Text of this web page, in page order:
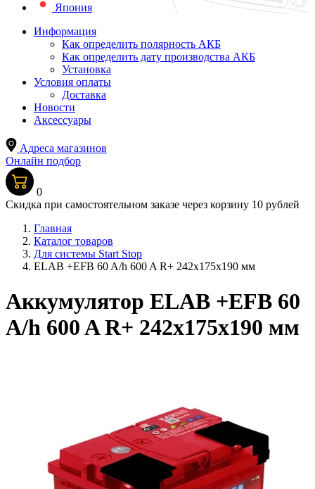
Япония
Информация
Как определить полярность АКБ
Как определить дату производства АКБ
Установка
Условия оплаты
Доставка
Новости
Аксессуары
Адреса магазинов
Онлайн подбор
0
Скидка при самостоятельном заказе через корзину 10 рублей
Главная
Каталог товаров
Для системы Start Stop
ELAB +EFB 60 A/h 600 A R+ 242x175x190 мм
Аккумулятор ELAB +EFB 60
A/h 600 A R+ 242x175x190 мм